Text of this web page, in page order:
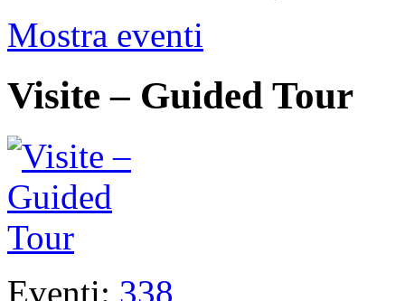
Mostra eventi
Visite – Guided Tour
Eventi: 338